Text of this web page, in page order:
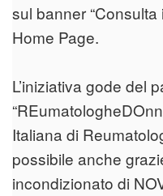
sul banner
Home Page.
L’iniziativa gode del
Italiana di
possibile anche
incondizionato di